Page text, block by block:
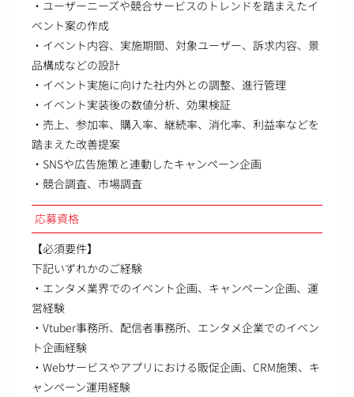
・ユーザーニーズや競合サービスのトレンドを踏まえたイ
ベント案の作成
・イベント内容、実施期間、対象ユーザー、訴求内容、景
品構成などの設計
・イベント実施に向けた社内外との調整、進行管理
・イベント実装後の数値分析、効果検証
・売上、参加率、購入率、継続率、消化率、利益率などを
踏まえた改善提案
・SNSや広告施策と連動したキャンペーン企画
・競合調査、市場調査
応募資格
【必須要件】
下記いずれかのご経験
・エンタメ業界でのイベント企画、キャンペーン企画、運
営経験
・Vtuber事務所、配信者事務所、エンタメ企業でのイベン
ト企画経験
・Webサービスやアプリにおける販促企画、CRM施策、キ
ャンペーン運用経験